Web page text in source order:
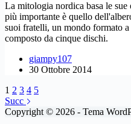
La mitologia nordica basa le
più importante è quello
suoi fratelli, un mondo formato
composto da cinque dischi.
giampy107
30 Ottobre 2014
1 2 3 4 5
Succ
Copyright © 2026 - Tema